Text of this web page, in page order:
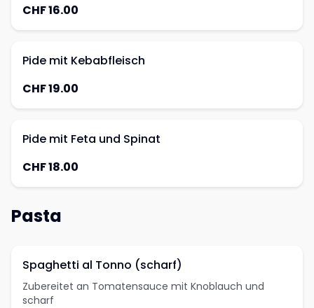
CHF 16.00
Pide mit Kebabfleisch
CHF 19.00
Pide mit Feta und Spinat
CHF 18.00
Pasta
Spaghetti al Tonno (scharf)
Zubereitet an Tomatensauce mit Knoblauch und
scharf